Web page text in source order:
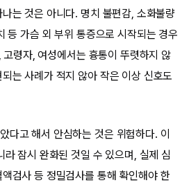
는 것은 아니다. 명치 불편감, 소화불량
등 가슴 외 부위 통증으로 시작되는 경우
령자, 여성에서는 흉통이 뚜렷하지 않
는 사례가 적지 않아 작은 이상 신호도
다고 해서 안심하는 것은 위험하다. 이
잠시 완화된 것일 수 있으며, 실제 심
검사 등 정밀검사를 통해 확인해야 한